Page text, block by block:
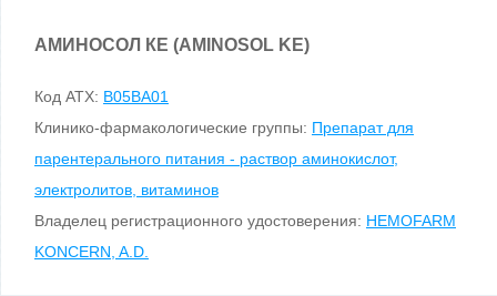
АМИНОСОЛ КЕ (AMINOSOL KE)
Код ATX: B05BA01
Клинико-фармакологические группы: Препарат для
парентерального питания - раствор аминокислот,
электролитов, витаминов
Владелец регистрационного удостоверения: HEMOFARM
KONCERN, A.D.